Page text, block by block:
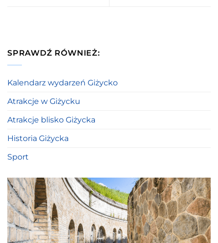
SPRAWDŹ RÓWNIEŻ:
Kalendarz wydarzeń Giżycko
Atrakcje w Giżycku
Atrakcje blisko Giżycka
Historia Giżycka
Sport